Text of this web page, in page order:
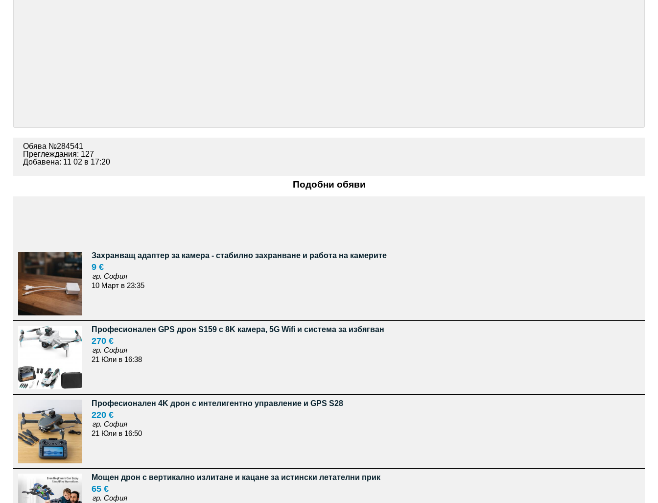
Обява №284541
Преглеждания: 127
Добавена: 11 02 в 17:20
Подобни обяви
Захранващ адаптер за камера - стабилно захранване и работа на камерите
9 €
гр. София
10 Март в 23:35
Професионален GPS дрон S159 с 8K камера, 5G Wifi и система за избягван
270 €
гр. София
21 Юли в 16:38
Професионален 4K дрон с интелигентно управление и GPS S28
220 €
гр. София
21 Юли в 16:50
Мощен дрон с вертикално излитане и кацане за истински летателни прик
65 €
гр. София